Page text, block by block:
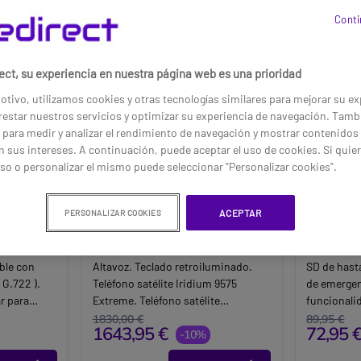
con
).
para
LED
6
Teléfono satélite Iridium
Altavoz. Teclado retroiluminado.
Teléfono satélite Iridium 9575
Extreme. Teléfono satélite
compacto, resistente y con señal de
emergencia.
1830,00 €
1643,95 € -10%
SD de
de
dictáfono,
linterna.
89,95 €
72,95
su experiencia en nuestra página web es una prioridad
utilizamos cookies y otras tecnologías similares para mejorar su
nuestros servicios y optimizar su experiencia de navegación.
medir y analizar el rendimiento de navegación y mostrar contenidos
sus intereses. A continuación, puede aceptar el uso de cookies. Si
o personalizar el mismo puede seleccionar "Personalizar cookies".
PERSONALIZAR COOKIES ACEPTAR